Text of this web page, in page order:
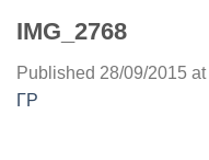
IMG_2768
Published 28/09/2015 at
ΓΡ